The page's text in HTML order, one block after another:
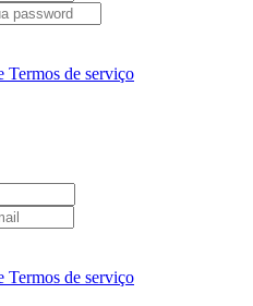
Termos de serviço
Termos de serviço